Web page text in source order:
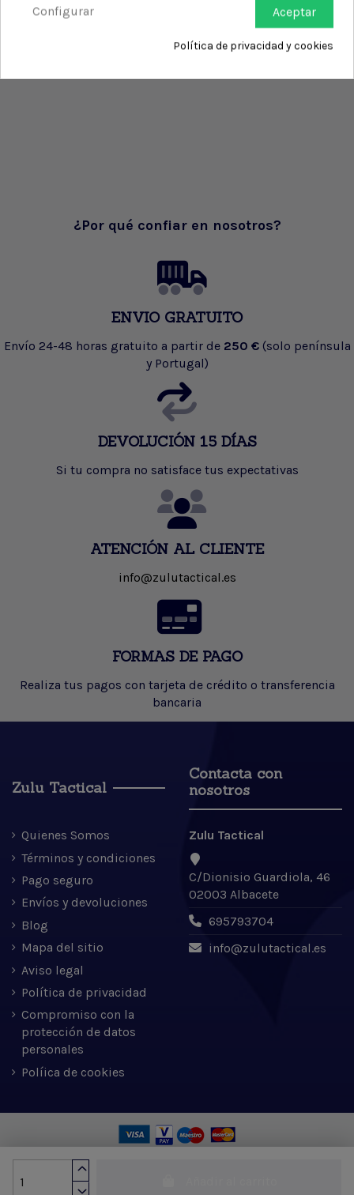
¿Por qué confiar en nosotros?
ENVIO GRATUITO
Envío 24-48 horas gratuito a partir de 250 € (solo península
y Portugal)
DEVOLUCIÓN 15 DÍAS
Si tu compra no satisface tus expectativas
ATENCIÓN AL CLIENTE
info@zulutactical.es
FORMAS DE PAGO
Realiza tus pagos con tarjeta de crédito o transferencia
bancaria
Zulu Tactical
Quienes Somos
Términos y condiciones
Pago seguro
Envíos y devoluciones
Blog
Mapa del sitio
Aviso legal
Política de privacidad
Compromiso con la
protección de datos
personales
Políica de cookies
Contacta con
nosotros
Zulu Tactical
C/Dionisio Guardiola, 46
02003 Albacete
695793704
info@zulutactical.es
Zulu Tactical S.L. © 2022 | Desarrollado por Expertic
Aceptar
Configurar
Política de privacidad y cookies